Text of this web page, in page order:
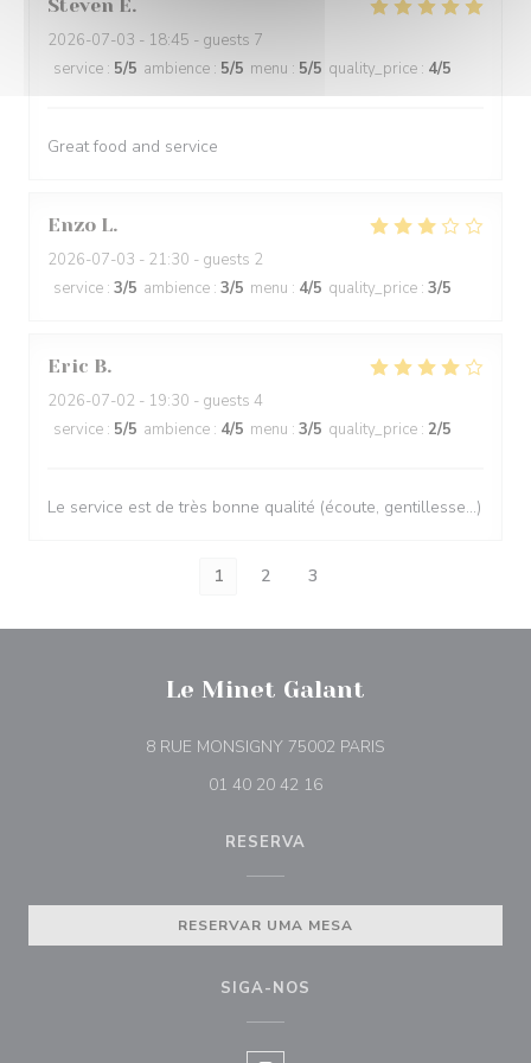
Steven E
2026-07-03 - 18:45 - guests 7
service : 5/5 ambience : 5/5 menu : 5/5 quality_price : 4/5
Great food and service
Enzo L
2026-07-03 - 21:30 - guests 2
service : 3/5 ambience : 3/5 menu : 4/5 quality_price : 3/5
Eric B
2026-07-02 - 19:30 - guests 4
service : 5/5 ambience : 4/5 menu : 3/5 quality_price : 2/5
Le service est de très bonne qualité (écoute, gentillesse…)
1 2 3
Le Minet Galant
8 RUE MONSIGNY 75002 PARIS
01 40 20 42 16
RESERVA
RESERVAR UMA MESA
SIGA-NOS